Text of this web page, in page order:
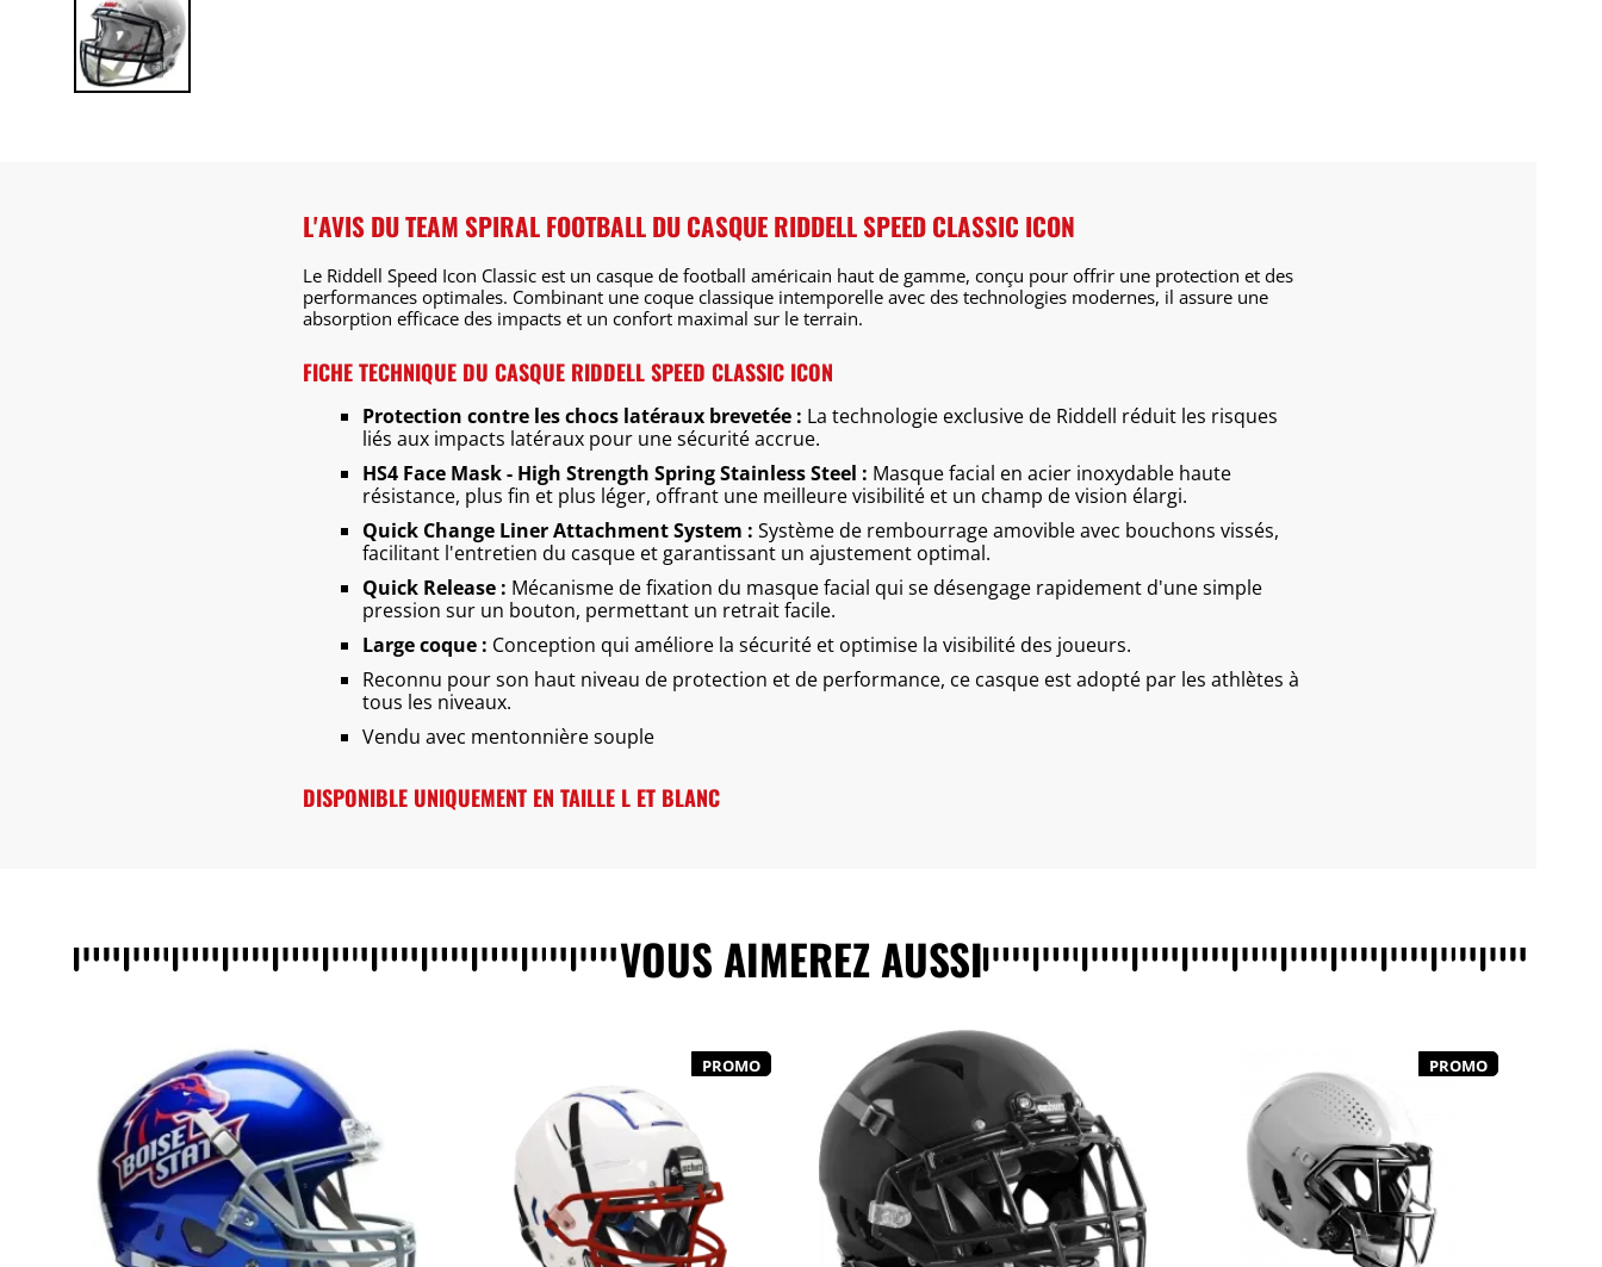
L'AVIS DU TEAM SPIRAL FOOTBALL DU CASQUE RIDDELL SPEED CLASSIC ICON
Le Riddell Speed Icon Classic est un casque de football américain haut de gamme, conçu pour offrir une protection et des
performances optimales. Combinant une coque classique intemporelle avec des technologies modernes, il assure une
absorption efficace des impacts et un confort maximal sur le terrain.
FICHE TECHNIQUE DU CASQUE RIDDELL SPEED CLASSIC ICON
Protection contre les chocs latéraux brevetée : La technologie exclusive de Riddell réduit les risques
liés aux impacts latéraux pour une sécurité accrue.
HS4 Face Mask - High Strength Spring Stainless Steel : Masque facial en acier inoxydable haute
résistance, plus fin et plus léger, offrant une meilleure visibilité et un champ de vision élargi.
Quick Change Liner Attachment System : Système de rembourrage amovible avec bouchons vissés,
facilitant l'entretien du casque et garantissant un ajustement optimal.
Quick Release : Mécanisme de fixation du masque facial qui se désengage rapidement d'une simple
pression sur un bouton, permettant un retrait facile.
Large coque : Conception qui améliore la sécurité et optimise la visibilité des joueurs.
Reconnu pour son haut niveau de protection et de performance, ce casque est adopté par les athlètes à
tous les niveaux.
Vendu avec mentonnière souple
DISPONIBLE UNIQUEMENT EN TAILLE L ET BLANC
VOUS AIMEREZ AUSSI
PROMO PROMO